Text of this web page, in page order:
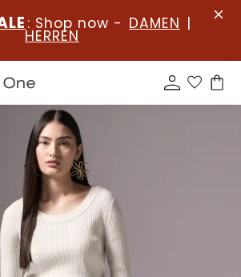
: Shop now - DAMEN |
HERREN